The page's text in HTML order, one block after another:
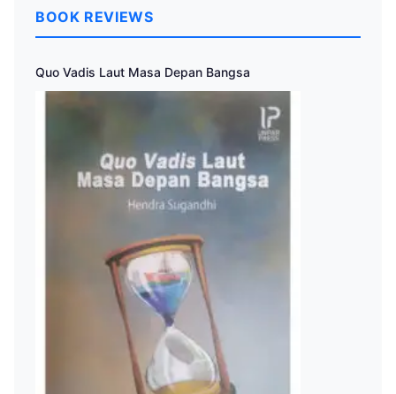
BOOK REVIEWS
Quo Vadis Laut Masa Depan Bangsa